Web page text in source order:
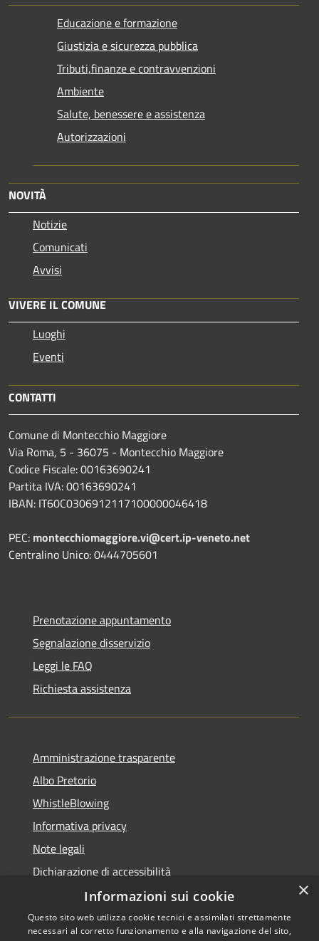
Educazione e formazione
Giustizia e sicurezza pubblica
Tributi,finanze e contravvenzioni
Ambiente
Salute, benessere e assistenza
Autorizzazioni
NOVITÀ
Notizie
Comunicati
Avvisi
VIVERE IL COMUNE
Luoghi
Eventi
CONTATTI
Comune di Montecchio Maggiore
Via Roma, 5 - 36075 - Montecchio Maggiore
Codice Fiscale: 00163690241
Partita IVA: 00163690241
IBAN: IT60C0306912117100000046418
PEC: montecchiomaggiore.vi@cert.ip-veneto.net
Centralino Unico: 0444705601
Prenotazione appuntamento
Segnalazione disservizio
Leggi le FAQ
Richiesta assistenza
Amministrazione trasparente
Albo Pretorio
WhistleBlowing
Informativa privacy
Note legali
Dichiarazione di accessibilità
×
Informazioni sui cookie
Questo sito web utilizza cookie tecnici e assimilati strettamente
necessari al corretto funzionamento e alla navigazione del sito,